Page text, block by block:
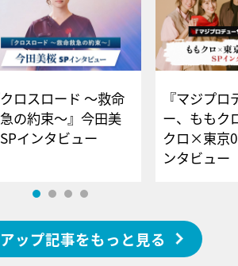
クロスロード ～救命
の約束～』今田美
インタビュー
『マジプロ
ー、ももク
クロ×東京
ンタビュー
ップ記事をもっと見る